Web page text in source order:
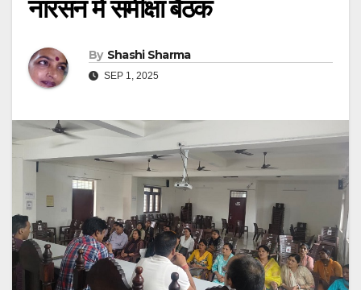
नारसन में समीक्षा बैठक
By Shashi Sharma
SEP 1, 2025